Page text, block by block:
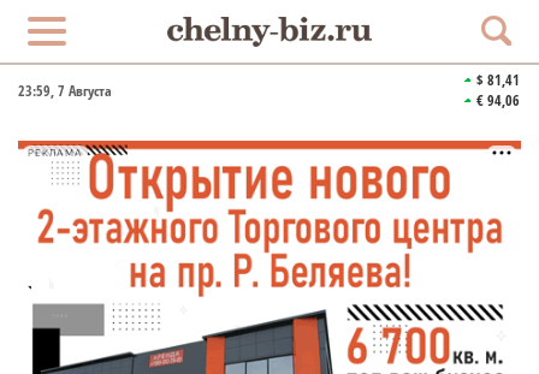
23:59, 7 Августа
$ 81,41
€ 94,06
РЕКЛАМА